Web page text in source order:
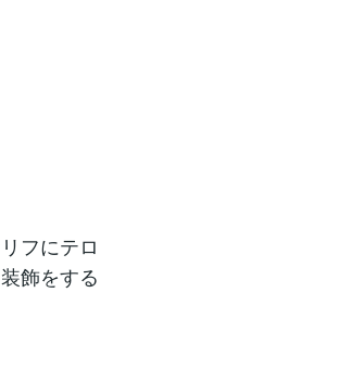
フにテロ
飾をする